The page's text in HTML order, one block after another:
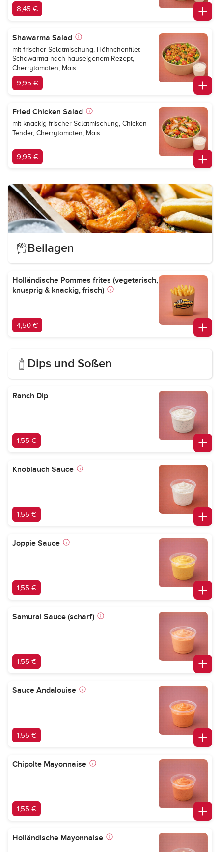
8,45 €
Shawarma Salad
mit frischer Salatmischung, Hähnchenfilet-
Schawarma nach hauseigenem Rezept,
Cherrytomaten, Mais
9,95 €
Fried Chicken Salad
mit knackig frischer Salatmischung, Chicken
Tender, Cherrytomaten, Mais
9,95 €
Beilagen
Holländische Pommes frites (vegetarisch,
knusprig & knackig, frisch)
4,50 €
Dips und Soßen
Ranch Dip
1,55 €
Knoblauch Sauce
1,55 €
Joppie Sauce
1,55 €
Samurai Sauce (scharf)
1,55 €
Sauce Andalouise
1,55 €
Chipolte Mayonnaise
1,55 €
Holländische Mayonnaise